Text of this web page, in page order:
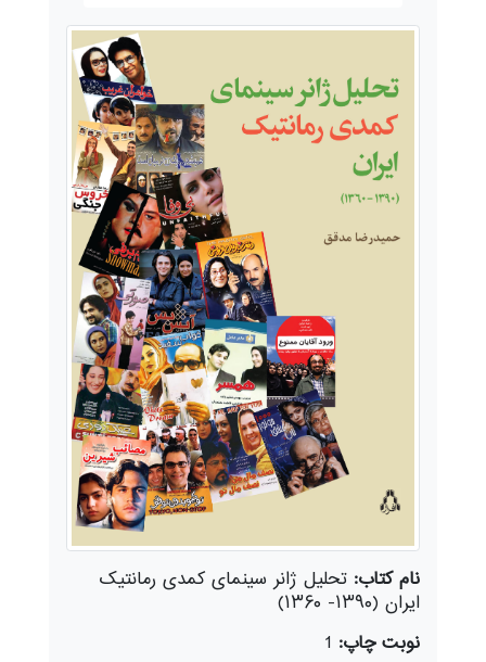
نام کتاب: تحلیل ژانر سینمای کمدی رمانتیک
ایران (۱۳۹۰- ۱۳۶۰)
نوبت چاپ: 1